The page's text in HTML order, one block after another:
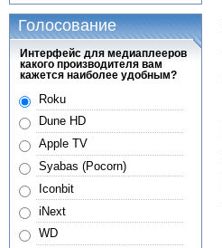
Голосование
Интерфейс для медиаплееров
какого производителя вам
кажется наиболее удобным?
Roku
Dune HD
Apple TV
Syabas (Pocorn)
Iconbit
iNext
WD